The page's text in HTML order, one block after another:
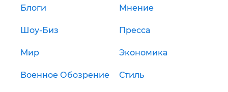
Блоги Мнение
Шоу-Биз Пресса
Мир Экономика
Военное Обозрение Стиль